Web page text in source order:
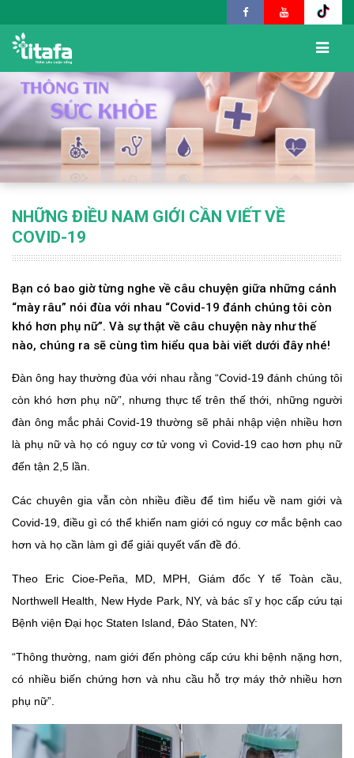
NHỮNG ĐIỀU NAM GIỚI CẦN VIẾT VỀ
COVID-19
Bạn có bao giờ từng nghe về câu chuyện giữa những cánh
“mày râu” nói đùa với nhau “Covid-19 đánh chúng tôi còn
khó hơn phụ nữ”. Và sự thật về câu chuyện này như thế
nào, chúng ra sẽ cùng tìm hiểu qua bài viết dưới đây nhé!
Đàn ông hay thường đùa với nhau rằng “Covid-19 đánh chúng tôi
còn khó hơn phụ nữ”, nhưng thực tế trên thế thới, những người
đàn ông mắc phải Covid-19 thường sẽ phải nhập viện nhiều hơn
là phụ nữ và họ có nguy cơ tử vong vì Covid-19 cao hơn phụ nữ
đến tận 2,5 lần.
Các chuyên gia vẫn còn nhiều điều để tìm hiểu về nam giới và
Covid-19, điều gì có thể khiến nam giới có nguy cơ mắc bệnh cao
hơn và họ cần làm gì để giải quyết vấn đề đó.
Theo Eric Cioe-Peña, MD, MPH, Giám đốc Y tế Toàn cầu,
Northwell Health, New Hyde Park, NY, và bác sĩ y học cấp cứu tại
Bệnh viện Đại học Staten Island, Đảo Staten, NY:
“Thông thường, nam giới đến phòng cấp cứu khi bệnh nặng hơn,
có nhiều biến chứng hơn và nhu cầu hỗ trợ máy thở nhiều hơn
phụ nữ”.